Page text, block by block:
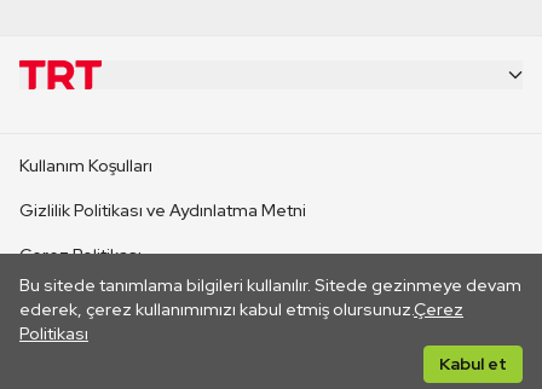
Bu sitede tanımlama bilgileri kullanılır. Sitede gezinmeye devam
ederek, çerez kullanımımızı kabul etmiş olursunuz.Çerez
Politikası
Kabul et
CANLI YAYINLAR
Kullanım Koşulları
Gizlilik Politikası ve Aydınlatma Metni
Çerez Politikası
İletişim
Her hakkı saklıdır. ©2026 TRT. Bağlantı yoluyla gidilen dış